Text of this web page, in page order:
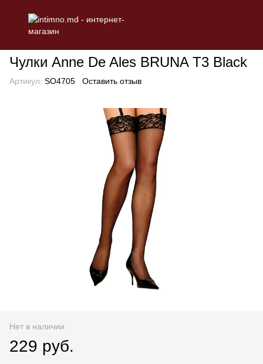
Чулки Anne De Ales BRUNA T3 Black
Артикул: SO4705 Оставить отзыв
Нет в наличии
229 руб.